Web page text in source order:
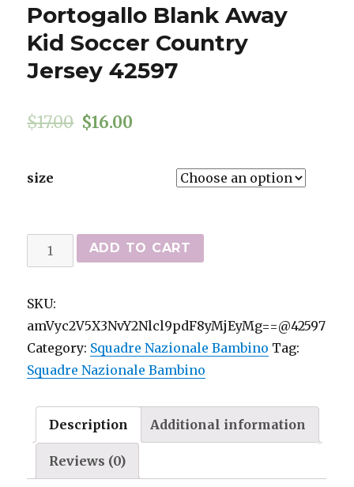
Portogallo Blank Away
Kid Soccer Country
Jersey 42597
$17.00 $16.00
size
Portogallo
Blank
Kid
Soccer
Country
Jersey
quantity
ADD TO CART
SKU:
amVyc2V5X3NvY2Nlcl9pdF8yMjEyMg==@42597
Category: Squadre Nazionale Bambino Tag:
Squadre Nazionale Bambino
Description Additional information
Reviews (0)